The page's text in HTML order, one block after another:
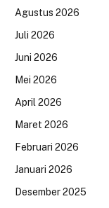
Agustus 2026
Juli 2026
Juni 2026
Mei 2026
April 2026
Maret 2026
Februari 2026
Januari 2026
Desember 2025